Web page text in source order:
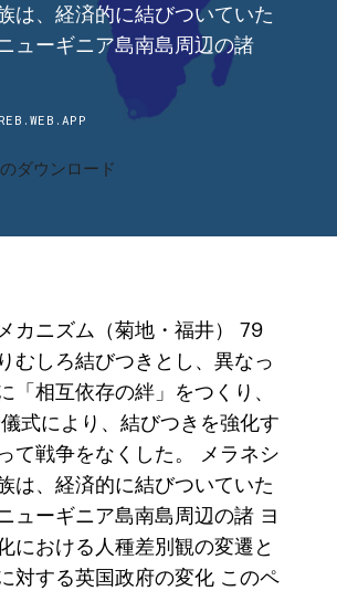
は、経済的に結びついていた
ューギニア島南島周辺の諸
ダウンロード
カニズム（菊地・福井） 79
むしろ結びつきとし、異なっ
「相互依存の絆」をつくり、
式により、結びつきを強化す
て戦争をなくした。 メラネシ
は、経済的に結びついていた
ューギニア島南島周辺の諸 ヨ
における人種差別観の変遷と
対する英国政府の変化 このペ